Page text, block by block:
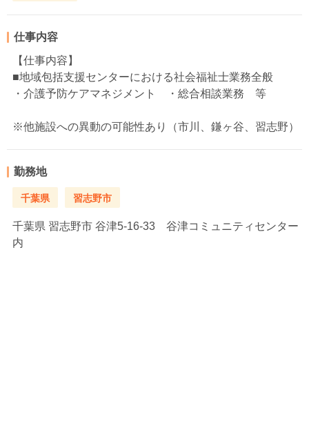
仕事内容
【仕事内容】
■地域包括支援センターにおける社会福祉士業務全般
・介護予防ケアマネジメント ・総合相談業務 等
※他施設への異動の可能性あり（市川、鎌ヶ谷、習志野）
勤務地
千葉県 習志野市
千葉県 習志野市 谷津5-16-33 谷津コミュニティセンター
内